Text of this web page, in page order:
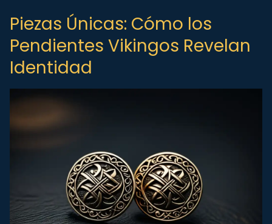
Piezas Únicas: Cómo los
Pendientes Vikingos Revelan
Identidad